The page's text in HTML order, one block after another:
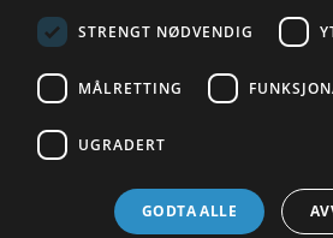
STRENGT NØDVENDIG
MÅLRETTING
UGRADERT
GODTA ALLE